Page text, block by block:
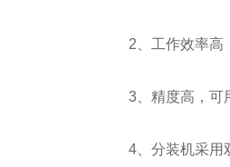
2、工作效率高
3、精度高，可
4、分装机采用